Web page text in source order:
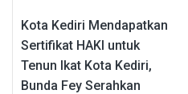
Kota Kediri Mendapatkan
Sertifikat HAKI untuk
Tenun Ikat Kota Kediri,
Bunda Fey Serahkan